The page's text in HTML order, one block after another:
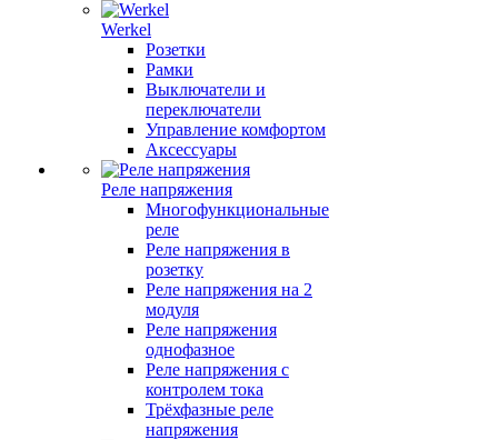
Werkel
Розетки
Рамки
Выключатели и
переключатели
Управление комфортом
Аксессуары
Реле напряжения
Многофункциональные
реле
Реле напряжения в
розетку
Реле напряжения на 2
модуля
Реле напряжения
однофазное
Реле напряжения с
контролем тока
Трёхфазные реле
напряжения